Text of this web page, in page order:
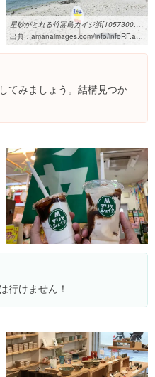
星砂がとれる竹富島カイジ浜[10573002762]の写真素材・イラスト素材 ...
出典： amanaimages.com/info/infoRF.aspx?SearchKey=10573002762
てみましょう。結構見つか
行けません！